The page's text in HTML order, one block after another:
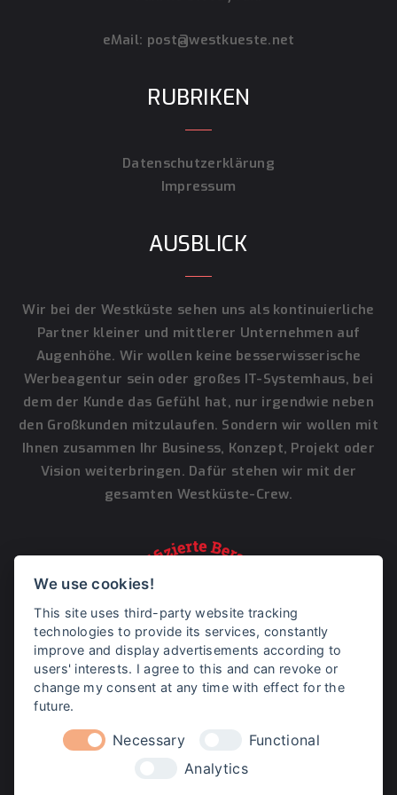
We use cookies!
This site uses third-party website tracking
technologies to provide its services, constantly
improve and display advertisements according to
users' interests. I agree to this and can revoke or
change my consent at any time with effect for the
future.
Necessary
Functional
Analytics
eMail: post@westkueste.net
RUBRIKEN
Datenschutzerklärung
Impressum
AUSBLICK
Wir bei der Westküste sehen uns als kontinuierliche
Partner kleiner und mittlerer Unternehmen auf
Augenhöhe. Wir wollen keine besserwisserische
Werbeagentur sein oder großes IT-Systemhaus, bei
dem der Kunde das Gefühl hat, nur irgendwie neben
den Großkunden mitzulaufen. Sondern wir wollen mit
Ihnen zusammen Ihr Business, Konzept, Projekt oder
Vision weiterbringen. Dafür stehen wir mit der
gesamten Westküste-Crew.